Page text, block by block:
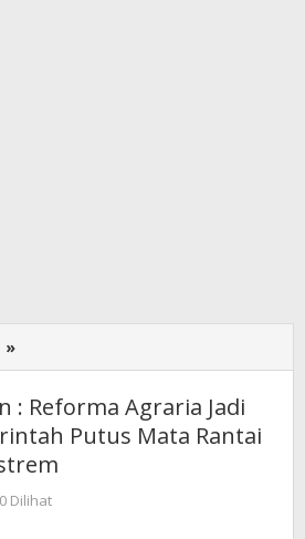
»
Nusron
Reforma
Agraria
Jadi
Pemerintah
: Reforma Agraria Jadi
Putus Mata Rantai
0 Dilihat